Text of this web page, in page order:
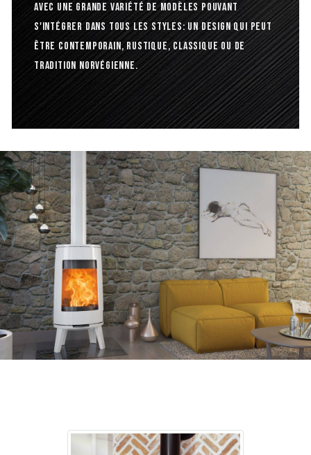
avec une grande variété de modèles pouvant
s'intégrer dans tous les styles: un design qui peut
être contemporain, rustique, classique ou de
tradition norvégienne.